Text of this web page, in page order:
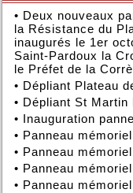
• Deux nouveaux
la Résistance du
inaugurés le 1er
Saint-Pardoux la
le Préfet de la
• Dépliant Plateau
• Dépliant St Martin
• Inauguration
• Panneau
• Panneau
• Panneau
• Panneau